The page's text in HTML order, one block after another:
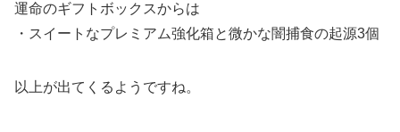
運命のギフトボックスからは
・スイートなプレミアム強化箱と微かな闇捕食の起源3個
以上が出てくるようですね。